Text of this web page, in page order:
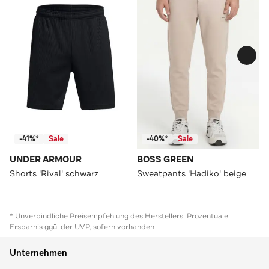
-41%* Sale
UNDER ARMOUR
Shorts 'Rival' schwarz
-40%* Sale
BOSS GREEN
Sweatpants 'Hadiko' beige
* Unverbindliche Preisempfehlung des Herstellers. Prozentuale
Ersparnis ggü. der UVP, sofern vorhanden
Unternehmen